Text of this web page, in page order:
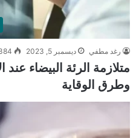
رغد مطفي ديسمبر 5, 2023
متلازمة الرئة البيضاء
وطرق الوقاية